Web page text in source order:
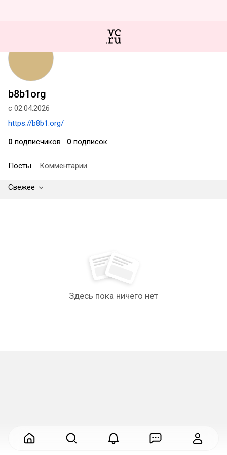
b8b1org
с 02.04.2026
https://b8b1.org/
0 подписчиков 0 подписок
Посты Комментарии
Свежее
Здесь пока ничего нет